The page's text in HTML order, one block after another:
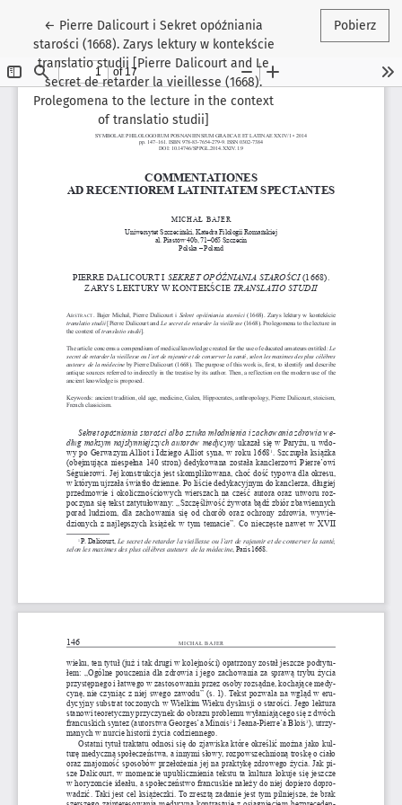
← Wróć do szczegółów artykułu
Pierre Dalicourt i Sekret opóźniania
starości (1668). Zarys lektury w kontekście
translatio studii [Pierre Dalicourt and Le
secret de retarder la vieillesse (1668).
Prolegomena to the lecture in the context
of translatio studii]
Pobierz